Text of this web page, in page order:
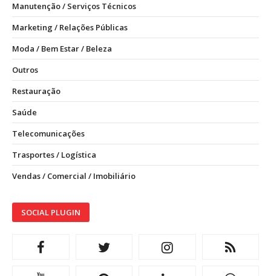
Manutenção / Serviços Técnicos
Marketing / Relações Públicas
Moda / Bem Estar / Beleza
Outros
Restauração
Saúde
Telecomunicações
Trasportes / Logística
Vendas / Comercial / Imobiliário
SOCIAL PLUGIN